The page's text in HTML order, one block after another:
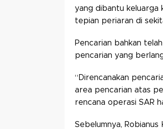
yang dibantu keluarga
tepian periaran di
Pencarian bahkan
pencarian yang
“Direncanakan
area pencarian atas
rencana operasi SAR
Sebelumnya,